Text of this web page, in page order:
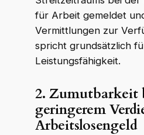
für Arbeit gemeldet
Vermittlungen zur
spricht grundsätzlich
Leistungsfähigkeit.
2. Zumutbarkeit
geringerem
Arbeitslosengeld